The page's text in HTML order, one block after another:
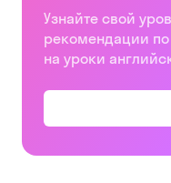
Узнайте свой
рекомендации
на уроки